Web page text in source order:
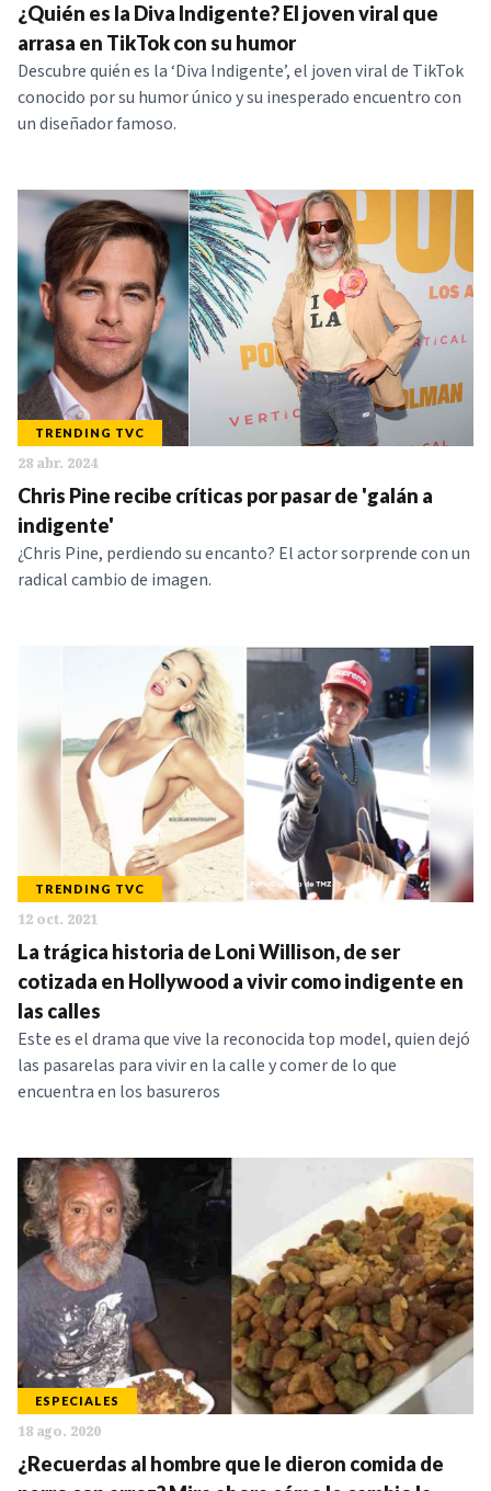
NOTICIAS
SERIES
¿Quién es la Diva Indigente? El joven viral que
arrasa en TikTok con su humor
Descubre quién es la ‘Diva Indigente’, el joven viral de TikTok
conocido por su humor único y su inesperado encuentro con
un diseñador famoso.
TRENDING TVC
28 abr. 2024
Chris Pine recibe críticas por pasar de 'galán a
indigente'
¿Chris Pine, perdiendo su encanto? El actor sorprende con un
radical cambio de imagen.
TRENDING TVC
12 oct. 2021
La trágica historia de Loni Willison, de ser
cotizada en Hollywood a vivir como indigente en
las calles
Este es el drama que vive la reconocida top model, quien dejó
las pasarelas para vivir en la calle y comer de lo que
encuentra en los basureros
ESPECIALES
18 ago. 2020
¿Recuerdas al hombre que le dieron comida de